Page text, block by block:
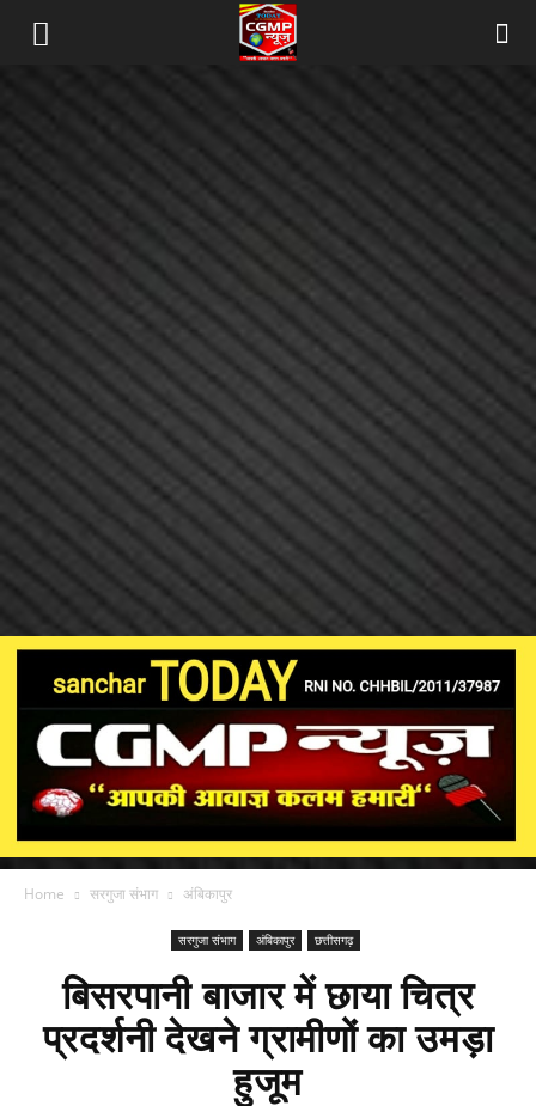
Home सरगुजा संभाग अंबिकापुर
सरगुजा संभाग अंबिकापुर छत्तीसगढ़
बिसरपानी बाजार में छाया चित्र
प्रदर्शनी देखने ग्रामीणों का उमड़ा
हुजूम